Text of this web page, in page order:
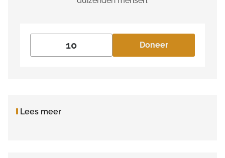
Doneer
Lees meer